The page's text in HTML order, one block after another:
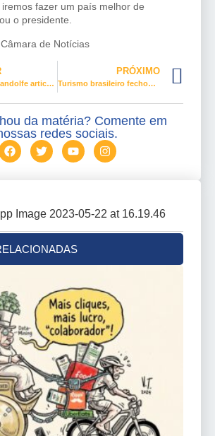
fazer um país melhor de
o presidente.
de Notícias
Pacheco e Randolfe articulam para que Brasil tenha vacinas da Pfizer e da Janssen
PRÓXIMO
Turismo brasileiro fechou 1 milhão de empregos na pandemia
da matéria? Comente em
redes sociais.